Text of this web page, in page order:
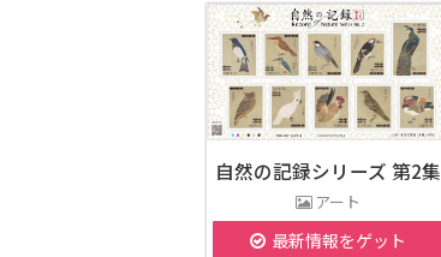
自然の記録シリーズ 第2集
アート
最新情報をゲット